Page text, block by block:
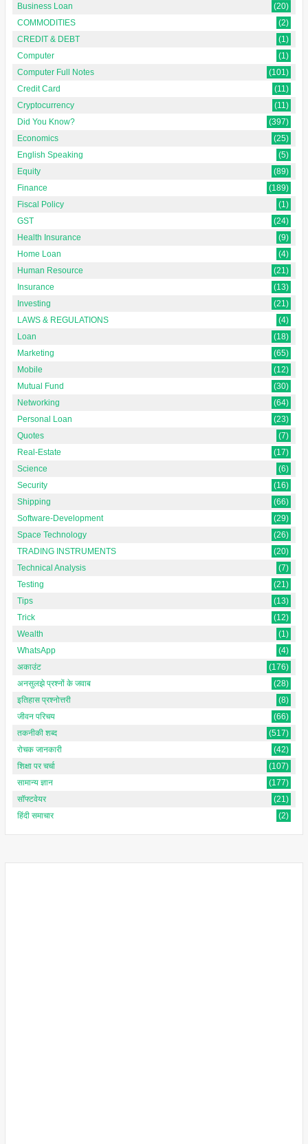
Business Loan
(20)
COMMODITIES
(2)
CREDIT & DEBT
(1)
Computer
(1)
Computer Full Notes
(101)
Credit Card
(11)
Cryptocurrency
(11)
Did You Know?
(397)
Economics
(25)
English Speaking
(5)
Equity
(89)
Finance
(189)
Fiscal Policy
(1)
GST
(24)
Health Insurance
(9)
Home Loan
(4)
Human Resource
(21)
Insurance
(13)
Investing
(21)
LAWS & REGULATIONS
(4)
Loan
(18)
Marketing
(65)
Mobile
(12)
Mutual Fund
(30)
Networking
(64)
Personal Loan
(23)
Quotes
(7)
Real-Estate
(17)
Science
(6)
Security
(16)
Shipping
(66)
Software-Development
(29)
Space Technology
(26)
TRADING INSTRUMENTS
(20)
Technical Analysis
(7)
Testing
(21)
Tips
(13)
Trick
(12)
Wealth
(1)
WhatsApp
(4)
अकाउंट
(176)
अनसुलझे प्रश्नों के जवाब
(28)
इतिहास प्रश्नोत्तरी
(8)
जीवन परिचय
(66)
तकनीकी शब्द
(517)
रोचक जानकारी
(42)
शिक्षा पर चर्चा
(107)
सामान्य ज्ञान
(177)
सॉफ्टवेयर
(21)
हिंदी समाचार
(2)